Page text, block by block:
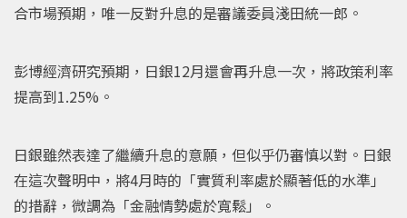
合市場預期，唯一反對升息的是審議委員淺田統一郎。
彭博經濟研究預期，日銀12月還會再升息一次，將政策利率
提高到1.25%。
日銀雖然表達了繼續升息的意願，但似乎仍審慎以對。日銀
在這次聲明中，將4月時的「實質利率處於顯著低的水準」
的措辭，微調為「金融情勢處於寬鬆」。